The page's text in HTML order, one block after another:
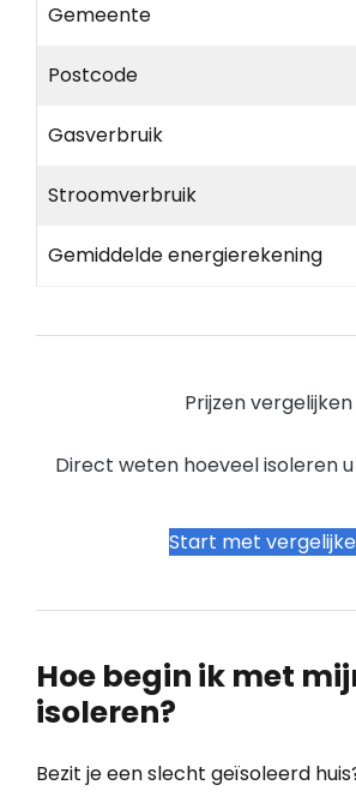
Gemeente
Postcode
Gasverbruik
Stroomverbruik
Gemiddelde energierekening
Prijzen vergelijken
Direct weten hoeveel isoleren
Start met
Hoe begin ik met
isoleren?
Bezit je een slecht geïsoleerd